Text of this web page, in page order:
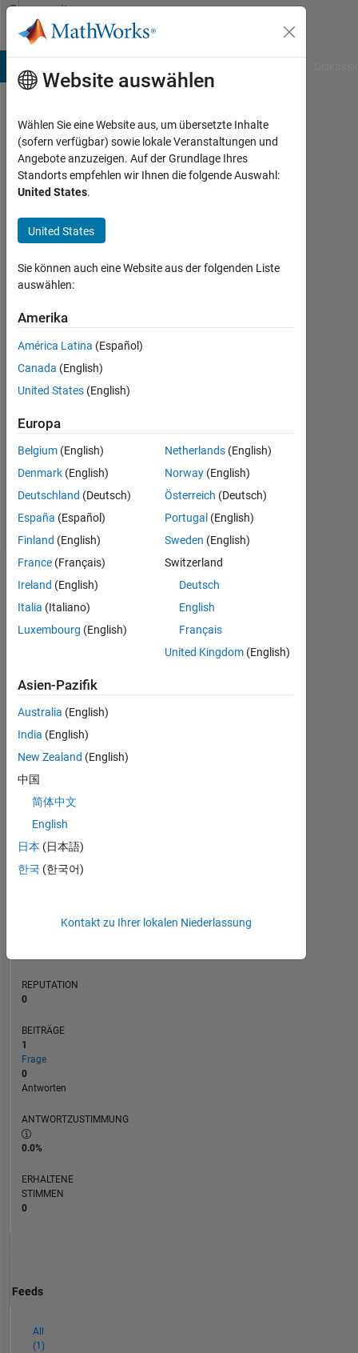
Weiter zum Inhalt
Community
Profile
Riaz
Khan
Last
mehr
als
ein
Jahr
|
Aktiv
seit
2023
Followers:
Following:
Follow
Dashboard
Statistik
BEITRÄGE L
-2
-1
1
2
3
REPUTATION
0
BEITRÄGE
1
Frage
0
Antworten
ANTWORTZUSTIMMUNG
0.0%
ERHALTENE
STIMMEN
0
Feeds
All
(1)
Website auswählen
Wählen Sie eine Website aus, um übersetzte Inhalte
(sofern verfügbar) sowie lokale Veranstaltungen und
Angebote anzuzeigen. Auf der Grundlage Ihres
Standorts empfehlen wir Ihnen die folgende Auswahl:
United States.
United States
Sie können auch eine Website aus der folgenden Liste
auswählen:
Amerika
América Latina (Español)
Canada (English)
United States (English)
Europa
Belgium (English)
Denmark (English)
Deutschland (Deutsch)
España (Español)
Finland (English)
France (Français)
Ireland (English)
Italia (Italiano)
Luxembourg (English)
Netherlands (English)
Norway (English)
Österreich (Deutsch)
Portugal (English)
Sweden (English)
Switzerland
Deutsch
English
Français
United Kingdom (English)
Asien-Pazifik
Australia (English)
India (English)
New Zealand (English)
中国
简体中文
English
日本 (日本語)
한국 (한국어)
Kontakt zu Ihrer lokalen Niederlassung